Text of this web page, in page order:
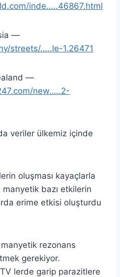
inde…..46867.html
—
streets/…..le-1.26471
—
new…..2-
veriler ülkemiz içinde
oluşması kayaçlarla
manyetik bazı etkilerin
erime etkisi oluşturdu
rezonans
gerekiyor.
lerde garip parazitlere